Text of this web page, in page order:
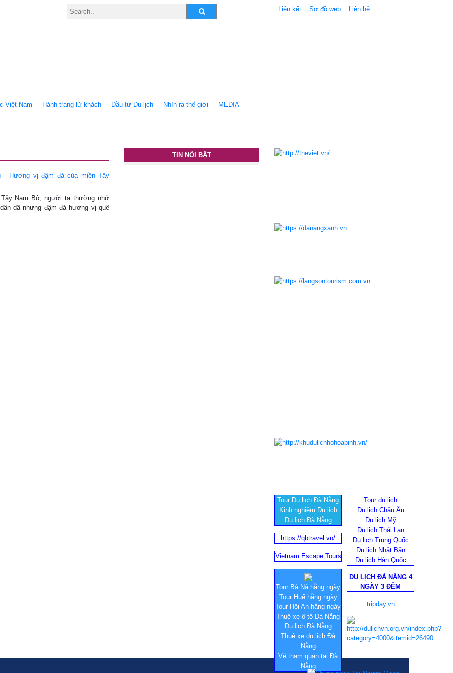
Liên kết Sơ đồ web Liên hệ
Việt Nam Hành trang lữ khách Ðầu tư Du lịch Nhìn ra thế giới MEDIA
- Hương vị đậm đà của miền Tây
Nam Bộ, người ta thường nhớ
dã nhưng đậm đà hương vị quê
TIN NỔI BẬT
Tour Du lịch Đà Nẵng
Kinh nghiệm Du lịch
Du lịch Đà Nẵng
Tour du lịch
Du lịch Châu Âu
Du lịch Mỹ
Du lịch Thái Lan
Du lịch Trung Quốc
Du lịch Nhật Bản
Du lịch Hàn Quốc
https://qbtravel.vn/
Vietnam Escape Tours
Tour Bà Nà hằng ngày
Tour Huế hằng ngày
Tour Hội An hằng ngày
Thuê xe ô tô Đà Nẵng
Du lịch Đà Nẵng
Thuê xe du lịch Đà
Nẵng
Vé tham quan tại Đà
Nẵng
DU LỊCH ĐÀ NẴNG 4
NGÀY 3 ĐÊM
tripday.vn